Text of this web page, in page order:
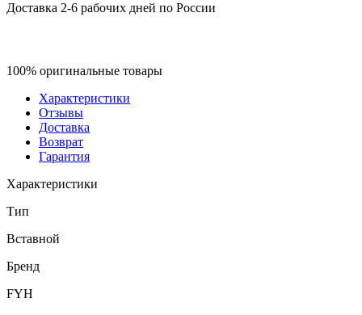
Доставка 2-6 рабочих дней по России
100% оригинальные товары
Характеристики
Отзывы
Доставка
Возврат
Гарантия
Характеристики
Тип
Вставной
Бренд
FYH